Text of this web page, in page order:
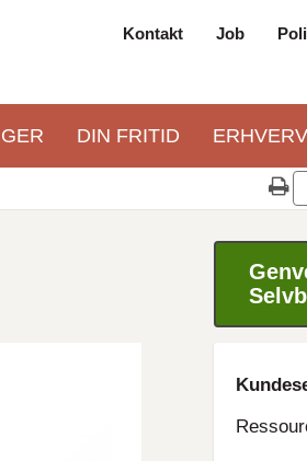
navigation
Kontakt Job
DIN FRITID ERHVERV